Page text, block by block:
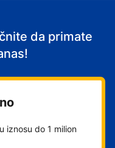
da primate
iznosu do 1 milion